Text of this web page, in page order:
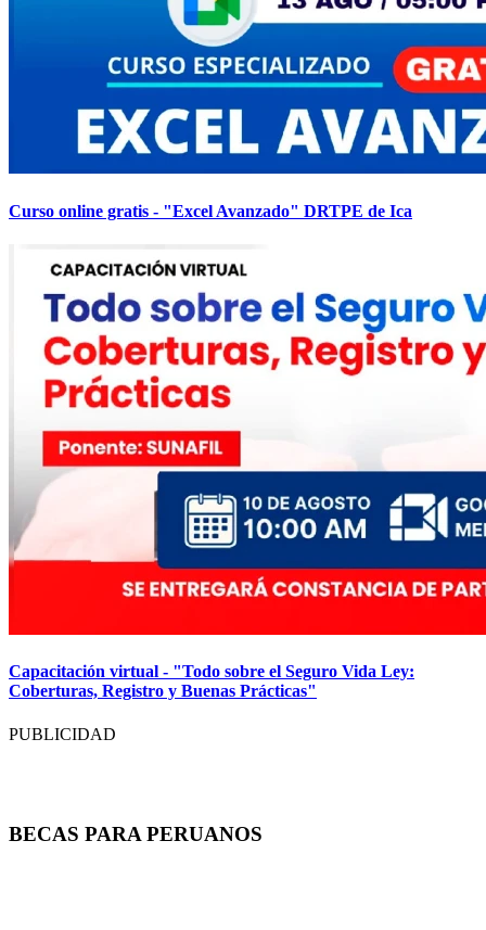
Curso online gratis - "Excel Avanzado" DRTPE de Ica
Capacitación virtual - "Todo sobre el Seguro Vida Ley:
Coberturas, Registro y Buenas Prácticas"
PUBLICIDAD
BECAS PARA PERUANOS